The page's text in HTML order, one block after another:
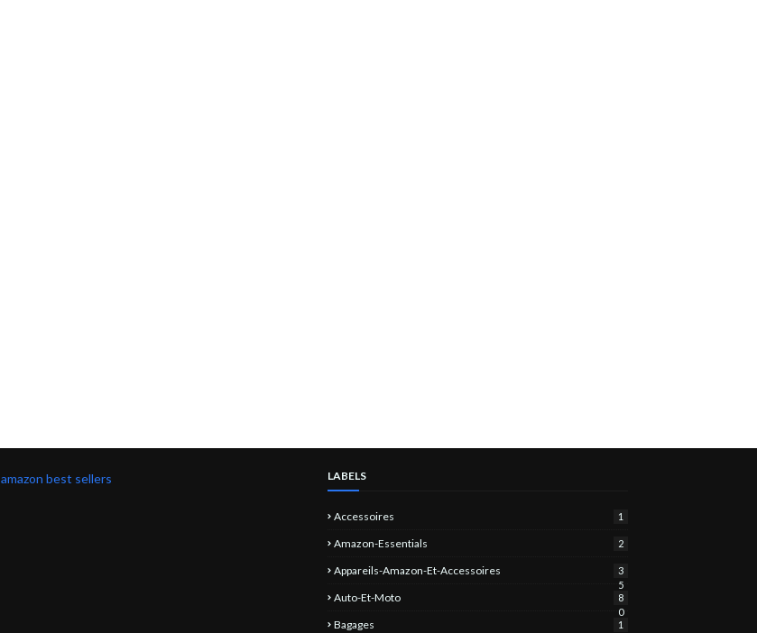
amazon best sellers LABELS
Accessoires 1
Amazon-Essentials 2
Appareils-Amazon-Et-Accessoires
3
5
Auto-Et-Moto
8
0
Bagages 1